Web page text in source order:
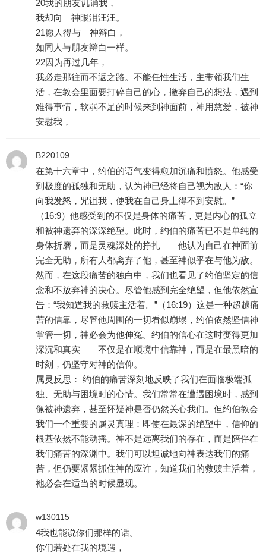
20我的朋友讥诮我，
我却向 神眼泪汪汪。
21愿人得与 神辩白，
如同人与朋友辩白一样。
22因为再过几年，
我必走那往而不返之路。不能任性生活，主带领我们生
活，在教会里面要打碎自己的心，撇弃自己的想法，遇到
难得事情，软弱不足的时候来到神面前，神用慈爱，被神
安慰我，
B220109
在第十六章中，约伯的语气变得愈加沉痛和愤怒。他感受
到极度的孤独和无助，认为神已经将自己视为敌人：“你
向我发怒，咒诅我，使我在自己身上得不到安慰。”
（16:9）他感受到的不仅是身体的痛苦，更是内心的孤立
和被神遗弃的深深绝望。此时，约伯的痛苦已不是单纯的
身体折磨，而是灵魂深处的挣扎——他认为自己在神面前
完全无助，所有人都离弃了他，甚至神似乎在与他为敌。
然而，在这段痛苦的独白中，我们也看见了约伯坚定的信
念和不放弃神的决心。尽管他感到完全绝望，但他依然宣
告：“我知道我的救赎主活着。”（16:19）这是一种超越痛
苦的信靠，尽管他周围的一切看似崩塌，约伯依然坚信神
掌管一切，神必会为他伸冤。约伯的信心在这时变得更加
深沉和真实——不仅是在顺境中信靠神，而是在最黑暗的
时刻，仍坚守对神的信仰。
属灵反思： 约伯的痛苦深刻地反映了我们在面临极端孤
独、无助与困境时的心情。我们常常在遭遇困境时，感到
像被神遗弃，甚至怀疑神是否仍然关心我们。但约伯教会
我们一个重要的属灵真理：即使在最深的绝望中，信仰的
根基依然不能动摇。神不是远离我们的存在，而是陪伴在
我们痛苦的深渊中。我们可以坦诚地向神表达我们的痛
苦，但仍要紧紧抓住神的应许，知道我们的救赎主活着，
祂必会在适当的时候显现。
w130115
4我也能说你们那样的话。
你们若处在我的境遇，